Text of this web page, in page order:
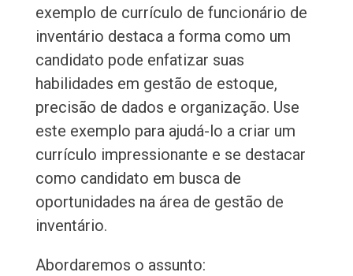
exemplo de currículo de funcionário de
inventário destaca a forma como um
candidato pode enfatizar suas
habilidades em gestão de estoque,
precisão de dados e organização. Use
este exemplo para ajudá-lo a criar um
currículo impressionante e se destacar
como candidato em busca de
oportunidades na área de gestão de
inventário.
Abordaremos o assunto: